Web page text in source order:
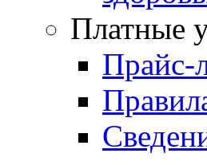
Платные
Прайс-